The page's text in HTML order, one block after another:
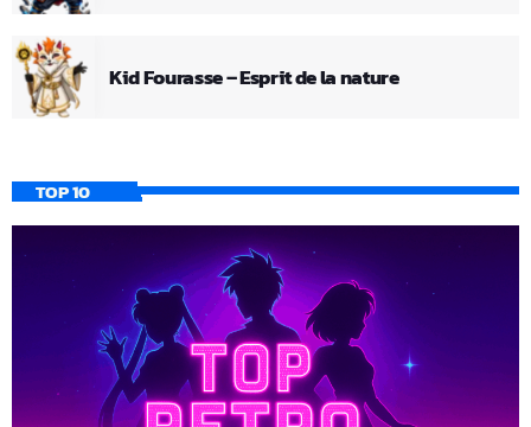
Kid Fourasse – Esprit de la nature
TOP 10